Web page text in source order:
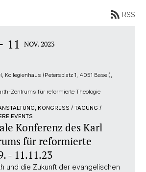
RSS
11 NOV. 2023
Kollegienhaus (Petersplatz 1, 4051 Basel),
Zentrums für reformierte Theologie
KONGRESS / TAGUNG /
EVENTS
Konferenz des Karl
für reformierte
- 11.11.23
und die Zukunft der evangelischen